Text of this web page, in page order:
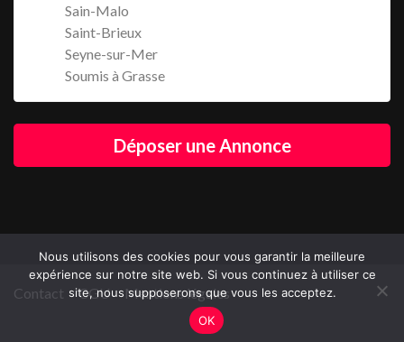
Sain-Malo
Saint-Brieux
Seyne-sur-Mer
Soumis à Grasse
Déposer une Annonce
Contact CGU Mentions légales
Nous utilisons des cookies pour vous garantir la meilleure
expérience sur notre site web. Si vous continuez à utiliser ce
site, nous supposerons que vous les acceptez.
OK